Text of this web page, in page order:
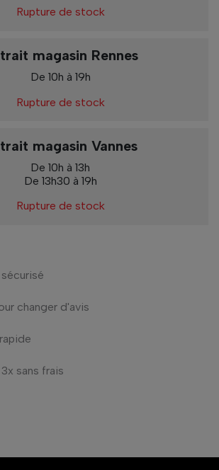
Rupture de stock
magasin Rennes
De 10h à 19h
Rupture de stock
magasin Vannes
De 10h à 13h
De 13h30 à 19h
Rupture de stock
changer d'avis
sans frais